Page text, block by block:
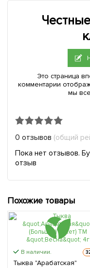
Это страница
комментарии
мы
0 отзывов (общий
Пока нет отзывов.
отзыв
Похожие товары
В наличии.
Тыква "Арабатская"